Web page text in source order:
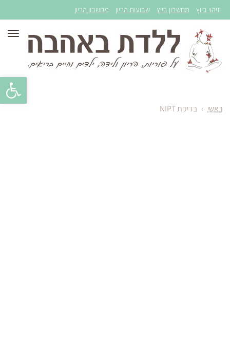
זיהוי ביוץ מחשבון ביוץ שבועות הריון מחשבון הריון
ראשי › בדיקת NIPT
פתח